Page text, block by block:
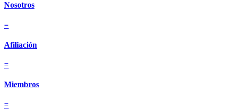
Nosotros
=
Afiliación
=
Miembros
=